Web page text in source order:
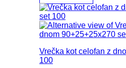
Vrečka kot celofan z
100